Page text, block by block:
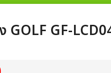
GOLF GF-